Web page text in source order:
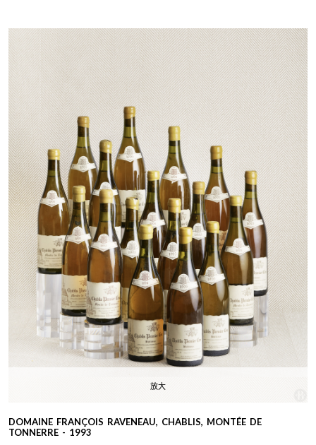
放大
DOMAINE FRANÇOIS RAVENEAU, CHABLIS, MONTÉE DE
TONNERRE - 1993